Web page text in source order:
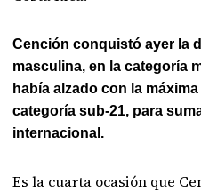
Cención conquistó ayer la
masculina, en la categoría
había alzado con la
categoría sub-21, para
internacional.
Es la cuarta ocasión que